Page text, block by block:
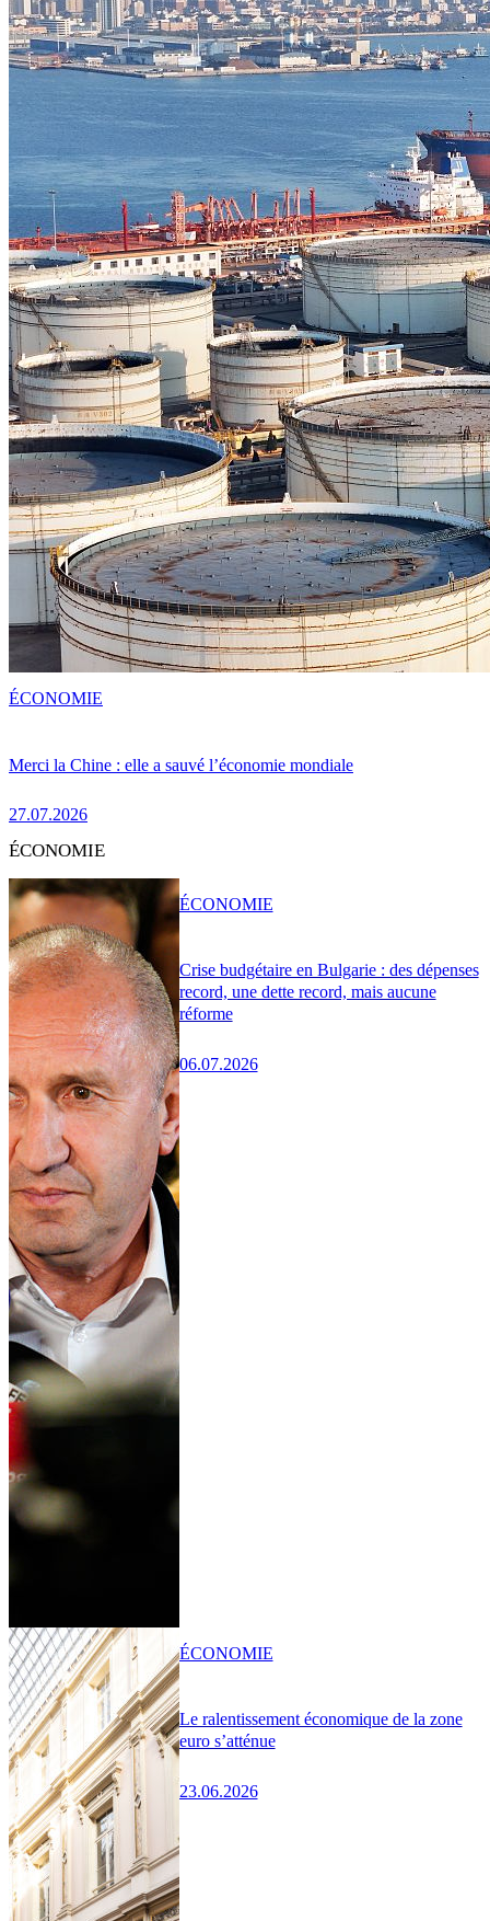
Merci la Chine : elle a sauvé l’économie mondiale
27.07.2026
ÉCONOMIE
ÉCONOMIE
Crise budgétaire en Bulgarie : des dépenses
record, une dette record, mais aucune
réforme
06.07.2026
ÉCONOMIE
Le ralentissement économique de la zone
euro s’atténue
23.06.2026
ÉCONOMIE